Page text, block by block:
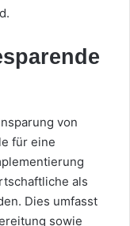
von
für eine
als
Dies umfasst
sowie